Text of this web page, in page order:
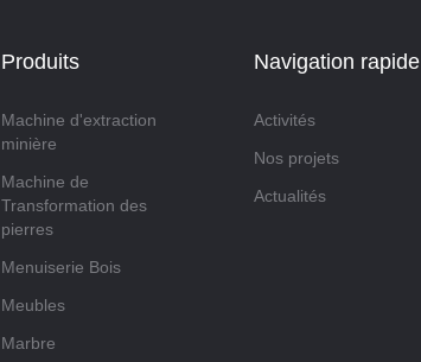
Produits
Machine d'extraction
minière
Machine de
Transformation des
pierres
Menuiserie Bois
Meubles
Marbre
Navigation rapide
Activités
Nos projets
Actualités